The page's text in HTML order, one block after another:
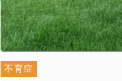
不育症